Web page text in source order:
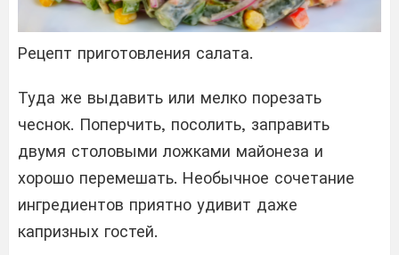
Рецепт приготовления салата.
Туда же выдавить или мелко порезать
чеснок. Поперчить, посолить, заправить
двумя столовыми ложками майонеза и
хорошо перемешать. Необычное сочетание
ингредиентов приятно удивит даже
капризных гостей.